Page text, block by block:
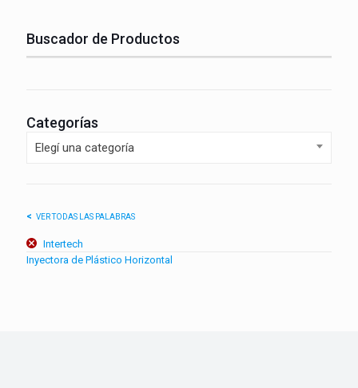
Buscador de Productos
Categorías
Elegí una categoría
VER TODAS LAS PALABRAS
Intertech
Inyectora de Plástico Horizontal